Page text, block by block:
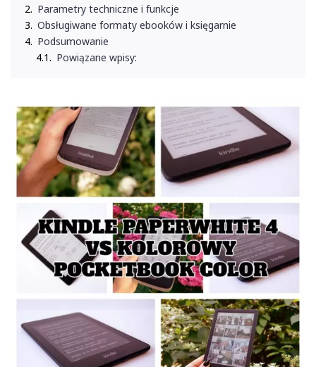
Parametry techniczne i funkcje
Obsługiwane formaty ebooków i księgarnie
Podsumowanie
Powiązane wpisy: